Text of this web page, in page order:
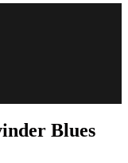
Blues